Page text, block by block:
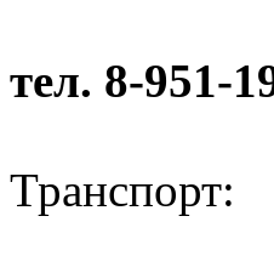
тел. 8-951-
Транспорт: